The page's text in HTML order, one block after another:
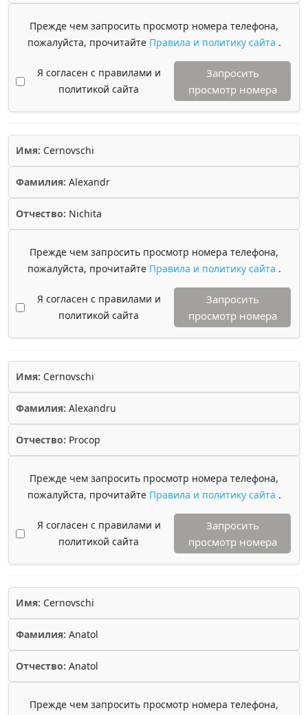
Прежде чем запросить просмотр номера телефона,
пожалуйста, прочитайте Правила и политику сайта .
Я согласен с правилами и
политикой сайта
Запросить
просмотр номера
Имя: Cernovschi
Фамилия: Alexandr
Отчество: Nichita
Прежде чем запросить просмотр номера телефона,
пожалуйста, прочитайте Правила и политику сайта .
Я согласен с правилами и
политикой сайта
Запросить
просмотр номера
Имя: Cernovschi
Фамилия: Alexandru
Отчество: Procop
Прежде чем запросить просмотр номера телефона,
пожалуйста, прочитайте Правила и политику сайта .
Я согласен с правилами и
политикой сайта
Запросить
просмотр номера
Имя: Cernovschi
Фамилия: Anatol
Отчество: Anatol
Прежде чем запросить просмотр номера телефона,